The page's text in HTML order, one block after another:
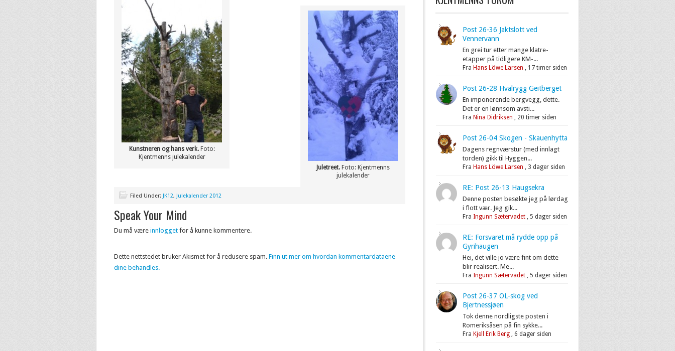
Kunstneren og hans verk.Foto:
Kjentmenns julekalender
Juletreet.Foto: Kjentmenns
julekalender
Filed Under: JK12, Julekalender 2012
Speak Your Mind
Du må være innlogget for å kunne kommentere.
Dette nettstedet bruker Akismet for å redusere spam. Finn ut mer om hvordan kommentardataene
dine behandles.
Post 26-36 Jaktslott ved
Vennervann
En grei tur etter mange klatre-
etapper på tidligere KM-...
Fra Hans Löwe Larsen , 17 timer siden
Post 26-28 Hvalrygg Geitberget
En imponerende bergvegg, dette.
Det er en lønnsom avsti...
Fra Nina Didriksen , 20 timer siden
Post 26-04 Skogen - Skauenhytta
Dagens regnværstur (med innlagt
torden) gikk til Hyggen...
Fra Hans Löwe Larsen , 3 dager siden
RE: Post 26-13 Haugsekra
Denne posten besøkte jeg på lørdag
i flott vær. Jeg gik...
Fra Ingunn Sætervadet, 5 dager siden
RE: Forsvaret må rydde opp på
Gyrihaugen
Hei, det ville jo være fint om dette
blir realisert. Me...
Fra Ingunn Sætervadet, 5 dager siden
Post 26-37 OL-skog ved
Bjertnessjøen
Tok denne nordligste posten i
Romeriksåsen på fin sykke...
Fra Kjell Erik Berg, 6 dager siden